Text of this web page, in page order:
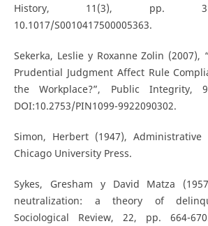
History, 11(3), pp.
10.1017/S0010417500005363.
Sekerka, Leslie y Roxanne Zolin (2007),
Prudential Judgment Affect Rule
the Workplace?”, Public Integrity,
DOI:10.2753/PIN1099-9922090302.
Simon, Herbert (1947), Administrative
Chicago University Press.
Sykes, Gresham y David Matza
neutralization: a theory of
Sociological Review, 22, pp. 664-